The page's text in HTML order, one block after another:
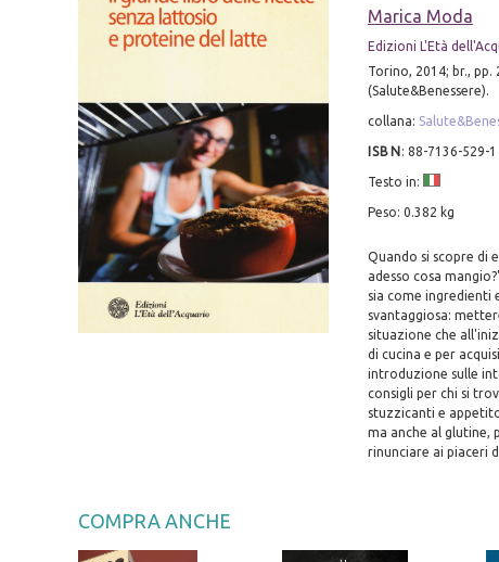
Marica Moda
Edizioni L'Età
Torino, 2014; br., pp.
(Salute&Benessere).
collana:
ISBN : 88-7136-529-1
Testo in:
Peso: 0.382 kg
Quando si scopre di
adesso cosa
sia come ingredienti
svantaggiosa:
situazione che
di cucina e per
introduzione sulle
consigli per chi si
stuzzicanti e
ma anche al glutine,
rinunciare ai piaceri
COMPRA ANCHE